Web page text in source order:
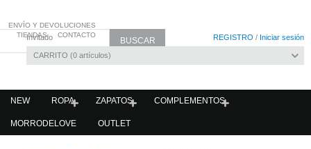
Invitado REGISTRO / Iniciar sesión
CARRITO 0 artículos
ENVÍO Y DEVOLUCIONES
TIENDAS
CONTACTO
NEW ROPA ZAPATOS COMPLEMENTOS
MORRODELOVE OUTLET